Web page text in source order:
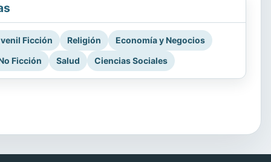
Ficción Religión
Economía y Negocios
Ficción
Salud Ciencias Sociales